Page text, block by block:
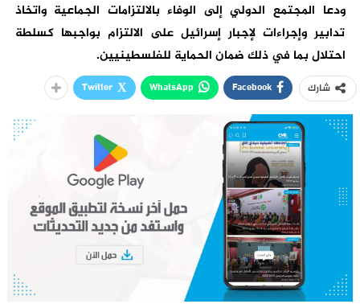
ودعا المجتمع الدولي إلى الوفاء بالالتزامات الجماعية واتخاذ
تدابير وإجراءات لإجبار إسرائيل على الالتزام بواجبها كسلطة
احتلال بما في ذلك ضمان الحماية للفلسطينيين.
شارك Facebook
WhatsApp
Twitter